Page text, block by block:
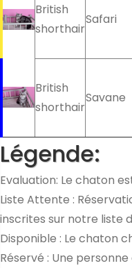
British
shorthair
Safari
British
shorthair
Savane
Légende:
Evaluation: Le chaton
Liste Attente :
inscrites sur notre liste
Disponible : Le chaton
Réservé : Une